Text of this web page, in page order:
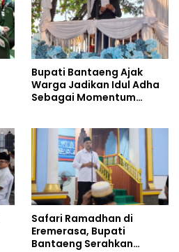
Bupati Bantaeng Ajak
Warga Jadikan Idul Adha
Sebagai Momentum
Safari Ramadhan di
Eremerasa, Bupati
Bantaeng Serahkan